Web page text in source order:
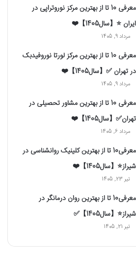
معرفی 10 تا از بهترین مرکز نوروتراپی در
ایران ⭐【سال1405】❤️
مرداد 9, 1405
معرفی 10 تا از بهترین مرکز لورتا نوروفیدبک
در تهران ✅【سال1405】❤️
مرداد 9, 1405
معرفی 10 تا از بهترین مشاور تحصیلی در
تهران✅【سال1405】❤️
مرداد 6, 1405
معرفی10 تا از بهترین کلینیک روانشناسی در
شیراز⭐【سال1405】❤️
تیر 23, 1405
معرفی10 تا از بهترین روان درمانگر در
شیراز⭐【سال1405】✅
تیر 21, 1405